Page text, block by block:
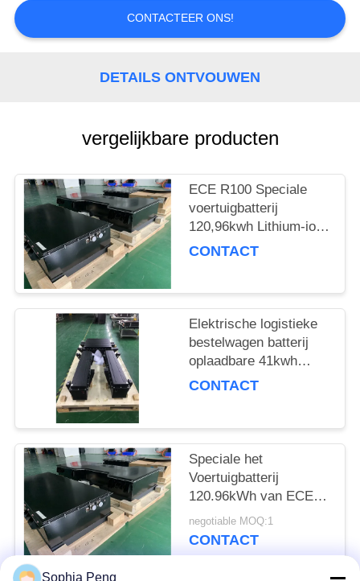
VERZOEK
OM EEN
PRIVACYBELEID
CONTACTEER ONS!
DETAILS ONTVOUWEN
vergelijkbare producten
ECE R100 Speciale
voertuigbatterij
120,96kwh Lithium-ion
batterijpakket voor
CONTACT
Elektrische logistieke
bestelwagen batterij
oplaadbare 41kwh
pouchcel met
CONTACT
Speciale het
Voertuigbatterij
120.96kWh van ECE
R100 voor Elektrische
Vegervrachtwagen
negotiable MOQ:1
CONTACT
Sophia Peng